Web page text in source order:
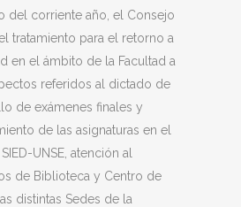
del corriente año, el Consejo
tratamiento para el retorno a
en el ámbito de la Facultad a
referidos al dictado de
de exámenes finales y
de las asignaturas en el
UNSE, atención al
de Biblioteca y Centro de
distintas Sedes de la